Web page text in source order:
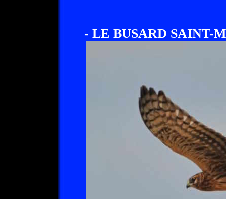
- LE BUSARD SAINT-